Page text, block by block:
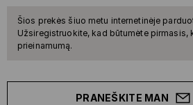
Šios prekės šiuo metu internetinėje
Užsiregistruokite, kad būtumėte pirmasis,
prieinamumą.
PRANEŠKITE MAN